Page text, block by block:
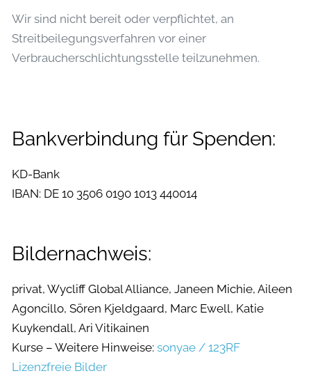
Wir sind nicht bereit oder verpflichtet, an
Streitbeilegungsverfahren vor einer
Verbraucherschlichtungsstelle teilzunehmen.
Bankverbindung für Spenden:
KD-Bank
IBAN: DE 10 3506 0190 1013 440014
Bildernachweis:
privat, Wycliff Global Alliance, Janeen Michie, Aileen
Agoncillo, Sören Kjeldgaard, Marc Ewell, Katie
Kuykendall, Ari Vitikainen
Kurse – Weitere Hinweise: sonyae / 123RF
Lizenzfreie Bilder